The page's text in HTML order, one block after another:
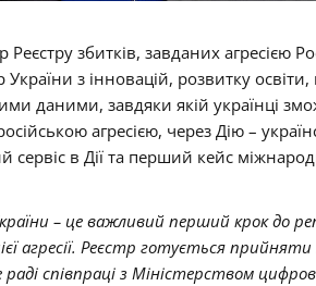
збитків, завданих агресією
України з інновацій, розвитку
даними, завдяки якій українці
агресією, через Дію –
сервіс в Дії та перший кейс
– це важливий перший крок до
агресії. Реєстр готується
співпраці з Міністерством